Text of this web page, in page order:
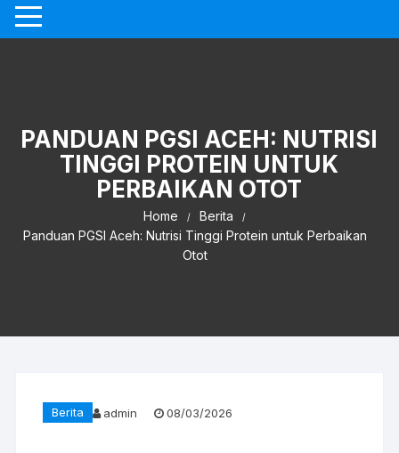
PANDUAN PGSI ACEH: NUTRISI
TINGGI PROTEIN UNTUK
PERBAIKAN OTOT
Home
Berita
Panduan PGSI Aceh: Nutrisi Tinggi Protein untuk Perbaikan
Otot
Berita admin 08/03/2026